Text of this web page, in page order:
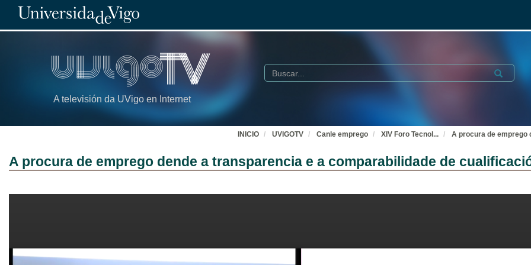
A televisión da UVigo en Internet
Buscar Submit
INICIO UVIGOTV Canle emprego XIV Foro Tecnol ... A procura de emprego
A procura de emprego dende a transparencia e a comparabilidade de